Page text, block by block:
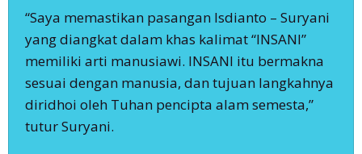
“Saya memastikan pasangan Isdianto – Suryani
yang diangkat dalam khas kalimat “INSANI”
memiliki arti manusiawi. INSANI itu bermakna
sesuai dengan manusia, dan tujuan langkahnya
diridhoi oleh Tuhan pencipta alam semesta,”
tutur Suryani.